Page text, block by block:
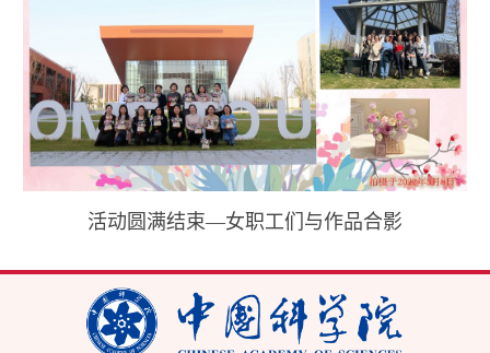
活动圆满结束—女职工们与作品合影